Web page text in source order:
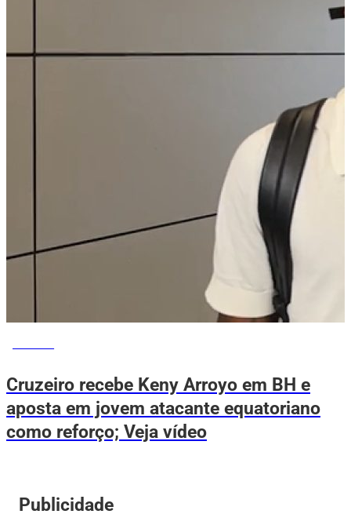
Cruzeiro recebe Keny Arroyo em BH e
aposta em jovem atacante equatoriano
como reforço; Veja vídeo
Publicidade